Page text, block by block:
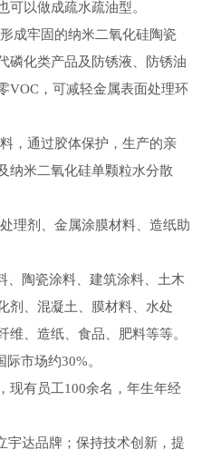
可以做成疏水疏油型。
成牢固的纳米二氧化硅陶瓷
磷化类产品及防锈液、防锈油
VOC，可减轻金属表面处理环
，通过胶体保护，生产的亲
纳米二氧化硅单颗粒水分散
理剂、金属涂膜材料、造纸助
、陶瓷涂料、建筑涂料、土木
剂、混凝土、膜材料、水处
、造纸、食品、肥料等等。
际市场约30%。
现有员工100余名，年生年经
宇达品牌；保持技术创新，提